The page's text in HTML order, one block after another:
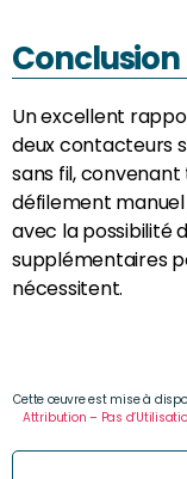
Conclusion
Un excellent
deux contacteurs
sans fil,
défilement
avec la possibilité
supplémentaires
nécessitent.
Cette œuvre est mise à
Attribution – Pas